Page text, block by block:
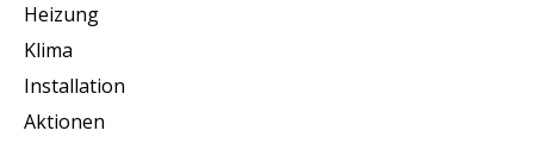
Heizung
Klima
Installation
Aktionen